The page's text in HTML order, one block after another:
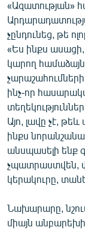
«Ազատության»
չընդունեց, թե
«Ես ինքս ասացի,
կարող
ինչ-որ
Այո, լավը չէ,
ինքս
անսպասելի ենք
չպատրաստվեն,
կերակուրը,
Նախարարը,
միայն